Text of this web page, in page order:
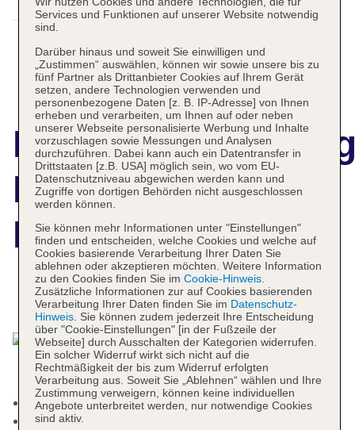
Romantik Hotel
Bülow Residenz
Das bietet Ihre Unterkunft
Check-in Zeit ab 15:00 Uhr
Check-out Zeit bis 12:00 Uhr
Services und Funktionen auf unserer Website notwendig
sind.
Darüber hinaus und soweit Sie einwilligen und
„Zustimmen“ auswählen, können wir sowie unsere bis zu
fünf Partner als Drittanbieter Cookies auf Ihrem Gerät
setzen, andere Technologien verwenden und
personenbezogene Daten [z. B. IP-Adresse] von Ihnen
erheben und verarbeiten, um Ihnen auf oder neben
unserer Webseite personalisierte Werbung und Inhalte
vorzuschlagen sowie Messungen und Analysen
durchzuführen. Dabei kann auch ein Datentransfer in
Drittstaaten [z.B. USA] möglich sein, wo vom EU-
Datenschutzniveau abgewichen werden kann und
Zugriffe von dortigen Behörden nicht ausgeschlossen
werden können.
Sie können mehr Informationen unter "Einstellungen"
finden und entscheiden, welche Cookies und welche auf
Cookies basierende Verarbeitung Ihrer Daten Sie
ablehnen oder akzeptieren möchten. Weitere Information
zu den Cookies finden Sie im Cookie-Hinweis.
Zusätzliche Informationen zur auf Cookies basierenden
Verarbeitung Ihrer Daten finden Sie im Datenschutz-
Hinweis. Sie können zudem jederzeit Ihre Entscheidung
über "Cookie-Einstellungen" [in der Fußzeile der
Webseite] durch Ausschalten der Kategorien widerrufen.
Ein solcher Widerruf wirkt sich nicht auf die
Rechtmäßigkeit der bis zum Widerruf erfolgten
Verarbeitung aus. Soweit Sie „Ablehnen“ wählen und Ihre
Zustimmung verweigern, können keine individuellen
Angebote unterbreitet werden, nur notwendige Cookies
sind aktiv.